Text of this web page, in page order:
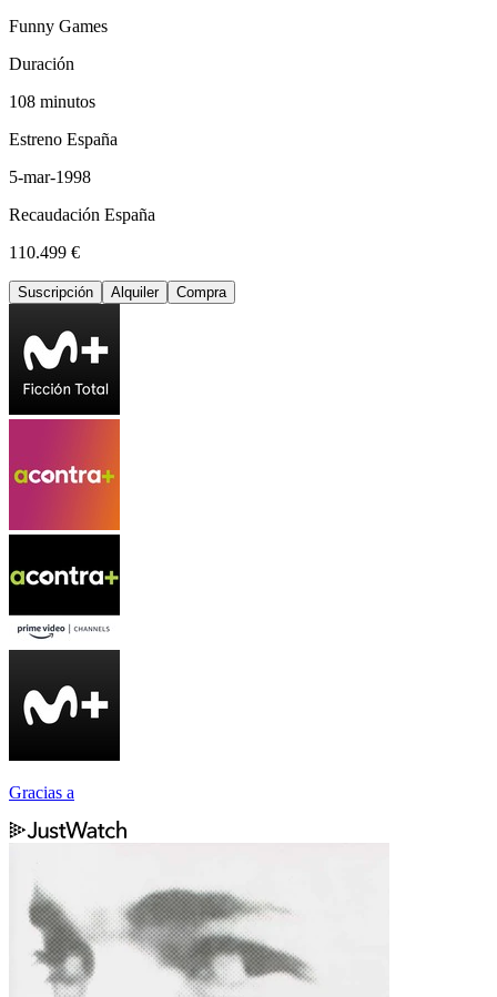
Funny Games
Duración
108 minutos
Estreno España
5-mar-1998
Recaudación España
110.499 €
Suscripción Alquiler Compra
Gracias a